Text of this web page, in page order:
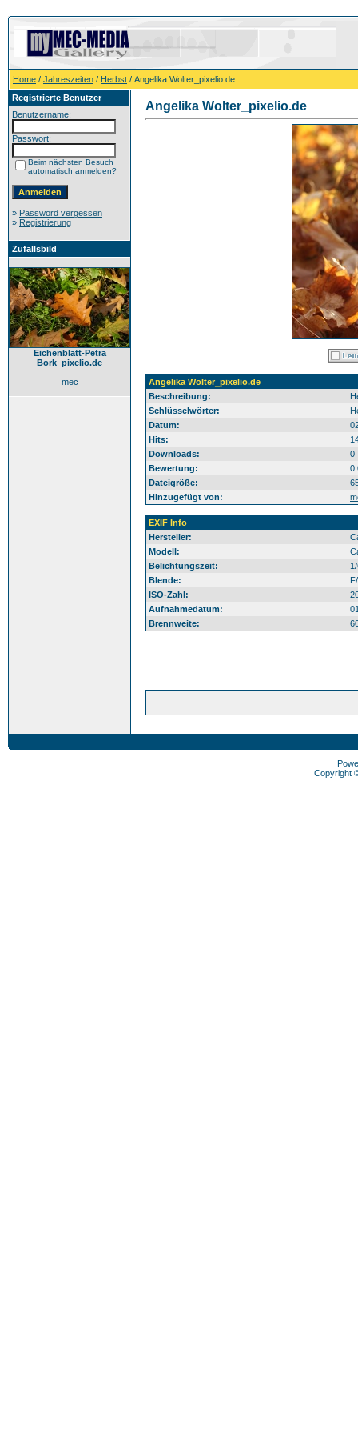
Home / Jahreszeiten / Herbst / Angelika Wolter_pixelio.de
Registrierte Benutzer
Benutzername:
Passwort:
Beim nächsten Besuch
automatisch anmelden?
» Password vergessen
» Registrierung
Zufallsbild
Eichenblatt-Petra
Bork_pixelio.de
mec
Angelika Wolter_pixelio.de
Angelika Wolter_pixelio.de
Beschreibung:
Schlüsselwörter:
Datum:
Hits:
Downloads:
0
Bewertung:
Dateigröße:
Hinzugefügt von:
EXIF Info
Hersteller:
Modell:
Belichtungszeit:
Blende:
ISO-Zahl:
Aufnahmedatum:
Brennweite:
Copyright